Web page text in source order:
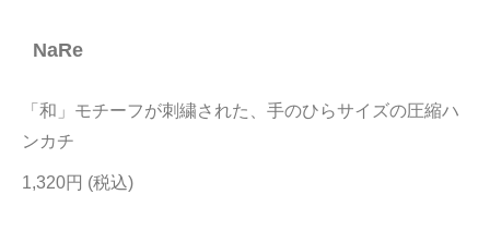
当サイトについて
店舗リスト
ヘルプ
NaRe
「和」モチーフが刺繍された、手のひらサイズの圧縮ハ
ンカチ
1,320円